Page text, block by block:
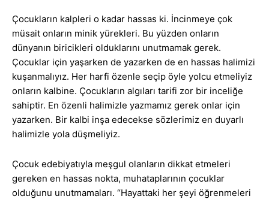
Çocukların kalpleri o kadar hassas ki. İncinmeye çok
müsait onların minik yürekleri. Bu yüzden onların
dünyanın biricikleri olduklarını unutmamak gerek.
Çocuklar için yaşarken de yazarken de en hassas halimizi
kuşanmalıyız. Her harfi özenle seçip öyle yolcu etmeliyiz
onların kalbine. Çocukların algıları tarifi zor bir inceliğe
sahiptir. En özenli halimizle yazmamız gerek onlar için
yazarken. Bir kalbi inşa edecekse sözlerimiz en duyarlı
halimizle yola düşmeliyiz.
Çocuk edebiyatıyla meşgul olanların dikkat etmeleri
gereken en hassas nokta, muhataplarının çocuklar
olduğunu unutmamaları. “Hayattaki her şeyi öğrenmeleri